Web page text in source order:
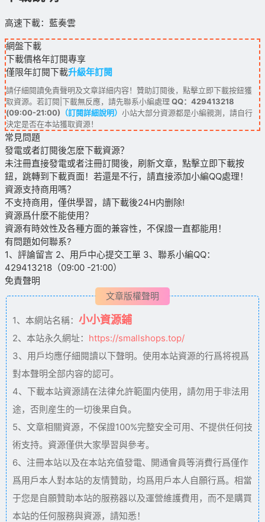
高速下載：藍奏雲
網盤下載
下載價格年訂閱專享
僅限年訂閱下載升級年訂閱
請仔細閱讀免責聲明及文章詳細内容！贊助訂閱後，點擊立即下載按鈕獲
取資源。若訂閱|下載無反應，請先聯系小編處理 QQ：429413218
(09:00-21:00) （訂閱詳細說明） 小站大部分資源都是小編親測，請自行
決定是否在本站獲取資源！
常見問題
發電或者訂閱後怎麽下載資源？
未注冊直接發電或者注冊訂閱後，刷新文章，點擊立即下載按
鈕，跳轉到下載頁面！若還是不行，請直接添加小編QQ處理！
資源支持商用嗎？
不支持商用，僅供學習，請下載後24H内删除!
資源爲什麽不能使用？
資源有時效性及各種方面的兼容性，不保證一直都能用！
有問題如何聯系?
1、評論留言 2、用戶中心提交工單 3、聯系小編QQ：
429413218（09:00 -21:00）
免責聲明
文章版權聲明
1、本網站名稱： 小小資源鋪
2、本站永久網址： https://smallshops.top/
3、用戶均應仔細閱讀以下聲明。使用本站資源的行爲将視爲
對本聲明全部内容的認可。
4、下載本站資源請在法律允許範圍内使用，請勿用于非法用
途，否則産生的一切後果自負。
5、文章相關資源，不保證100%完整安全可用、不提供任何技
術支持。資源僅供大家學習與參考。
6、注冊本站以及在本站充值發電、開通會員等消費行爲僅作
爲用戶本人對本站的友情贊助，均爲用戶本人自願行爲。相當
于您是自願贊助本站的服務器以及運營維護費用，而不是購買
本站的任何服務與資源，請知悉！